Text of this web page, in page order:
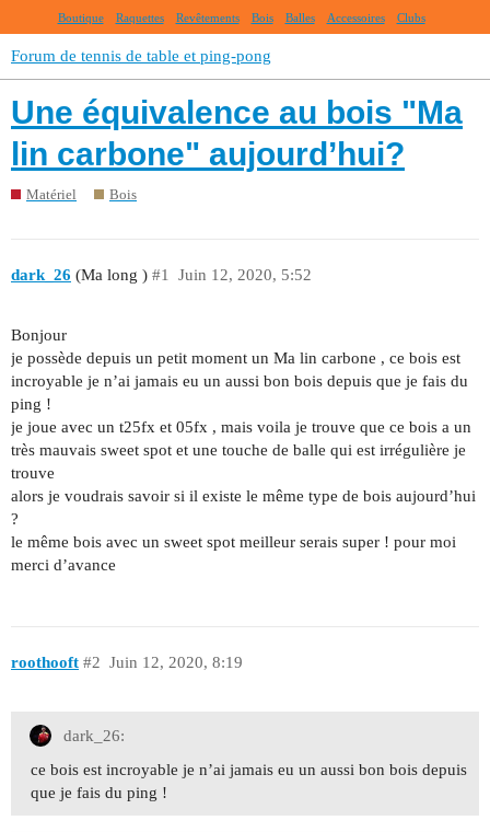
Boutique Raquettes Revêtements Bois Balles Accessoires Clubs
Forum de tennis de table et ping-pong
Une équivalence au bois "Ma
lin carbone" aujourd’hui?
Matériel Bois
dark_26 (Ma long ) Juin 12, 2020, 5:52
#1
Bonjour
je possède depuis un petit moment un Ma lin carbone , ce bois est
incroyable je n’ai jamais eu un aussi bon bois depuis que je fais du
ping !
je joue avec un t25fx et 05fx , mais voila je trouve que ce bois a un
très mauvais sweet spot et une touche de balle qui est irrégulière je
trouve
alors je voudrais savoir si il existe le même type de bois aujourd’hui
?
le même bois avec un sweet spot meilleur serais super ! pour moi
merci d’avance
roothooft Juin 12, 2020, 8:19
#2
dark_26:
ce bois est incroyable je n’ai jamais eu un aussi bon bois depuis
que je fais du ping !